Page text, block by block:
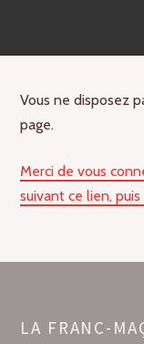
Vous ne disposez
page.
Merci de vous
suivant ce lien,
LA FRANC-